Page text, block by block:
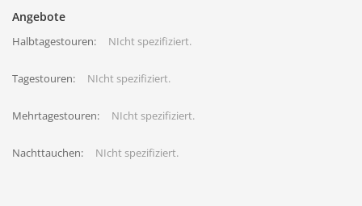
Angebote
Halbtagestouren: NIcht spezifiziert.
Tagestouren: NIcht spezifiziert.
Mehrtagestouren: NIcht spezifiziert.
Nachttauchen: NIcht spezifiziert.